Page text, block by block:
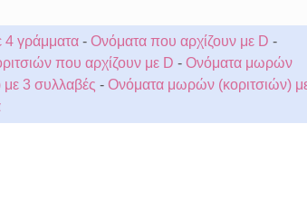
4 γράμματα- Ονόματα που αρχίζουν με D -
που αρχίζουν με D - Ονόματα μωρών
με 3 συλλαβές - Ονόματα μωρών (κοριτσιών)